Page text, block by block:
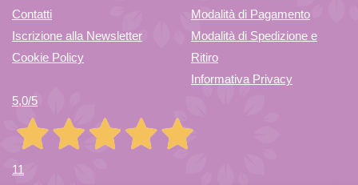
Contatti
Iscrizione alla Newsletter
Cookie Policy
Modalità di Pagamento
Modalità di Spedizione e
Ritiro
Informativa Privacy
5,0/5
11